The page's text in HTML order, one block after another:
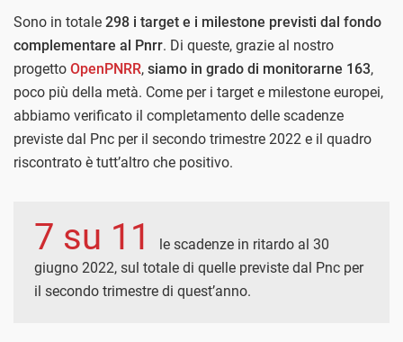
Sono in totale 298 i target e i milestone previsti dal fondo
complementare al Pnrr. Di queste, grazie al nostro
progetto OpenPNRR, siamo in grado di monitorarne 163,
poco più della metà. Come per i target e milestone europei,
abbiamo verificato il completamento delle scadenze
previste dal Pnc per il secondo trimestre 2022 e il quadro
riscontrato è tutt’altro che positivo.
7 su 11
le scadenze in ritardo al 30
giugno 2022, sul totale di quelle previste dal Pnc per
il secondo trimestre di quest’anno.